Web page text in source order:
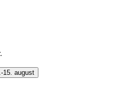
15. august